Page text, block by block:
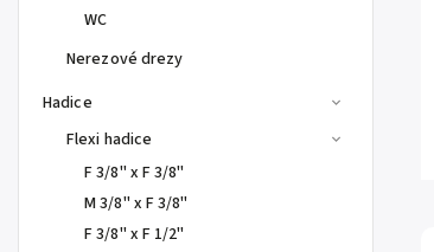
WC
Nerezové drezy
Hadice
Flexi hadice
F 3/8" x F 3/8"
M 3/8" x F 3/8"
F 3/8" x F 1/2"